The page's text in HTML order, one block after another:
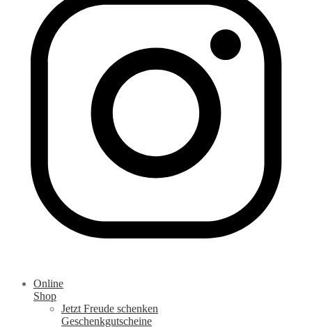
Online
Shop
Jetzt Freude schenken
Geschenkgutscheine